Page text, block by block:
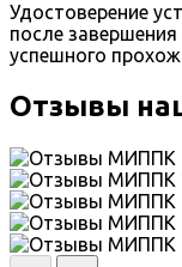
Удостоверение
после
успешного
Отзывы